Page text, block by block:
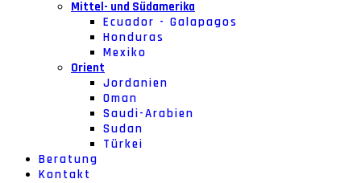
Mittel- und Südamerika
Ecuador - Galapagos
Honduras
Mexiko
Orient
Jordanien
Oman
Saudi-Arabien
Sudan
Türkei
Beratung
Kontakt